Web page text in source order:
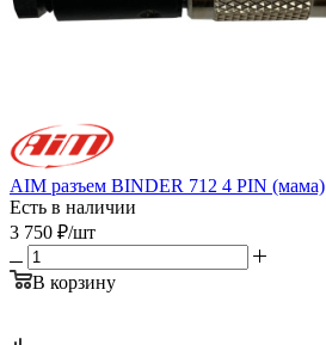
AIM разъем BINDER 712 4 PIN (мама)
Есть в наличии
3 750 ₽/шт
В корзину